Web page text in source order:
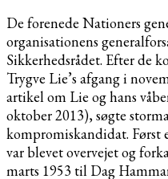
De forenede Nationers
organisationens
Sikkerhedsrådet. Efter de
Trygve Lie’s afgang i
artikel om Lie og hans
oktober 2013), søgte
kompromiskandidat. Først
var blevet overvejet og
marts 1953 til Dag